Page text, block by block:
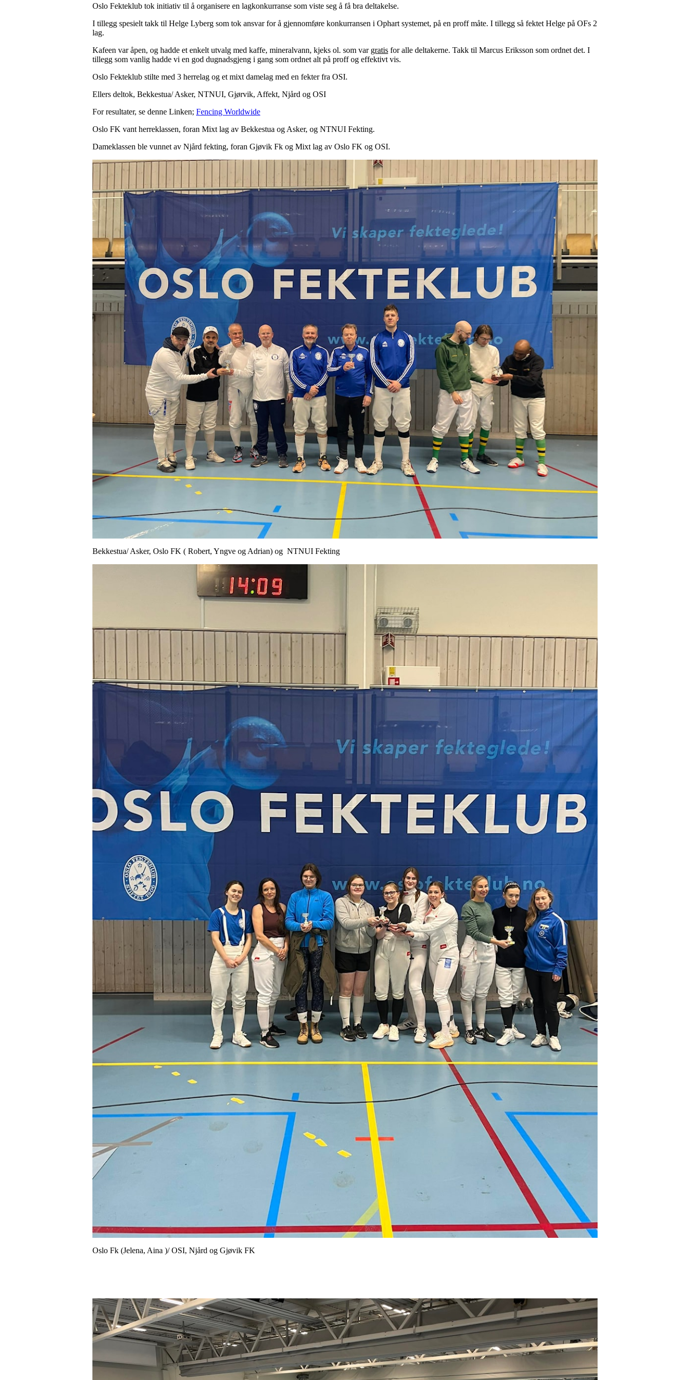
Oslo Fekteklub tok initiativ til å organisere en lagkonkurranse som viste seg å få bra deltakelse.
I tillegg spesielt takk til Helge Lyberg som tok ansvar for å gjennomføre konkurransen i Ophart systemet, på en proff måte. I tillegg så fektet Helge på OFs 2
lag.
Kafeen var åpen, og hadde et enkelt utvalg med kaffe, mineralvann, kjeks ol. som var gratis for alle deltakerne. Takk til Marcus Eriksson som ordnet det. I
tillegg som vanlig hadde vi en god dugnadsgjeng i gang som ordnet alt på proff og effektivt vis.
Oslo Fekteklub stilte med 3 herrelag og et mixt damelag med en fekter fra OSI.
Ellers deltok, Bekkestua/ Asker, NTNUI, Gjørvik, Affekt, Njård og OSI
For resultater, se denne Linken; Fencing Worldwide
Oslo FK vant herreklassen, foran Mixt lag av Bekkestua og Asker, og NTNUI Fekting.
Dameklassen ble vunnet av Njård fekting, foran Gjøvik Fk og Mixt lag av Oslo FK og OSI.
Bekkestua/ Asker, Oslo FK ( Robert, Yngve og Adrian) og NTNUI Fekting
Oslo Fk (Jelena, Aina )/ OSI, Njård og Gjøvik FK